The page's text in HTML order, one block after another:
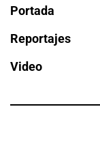
Portada
Reportajes
Video